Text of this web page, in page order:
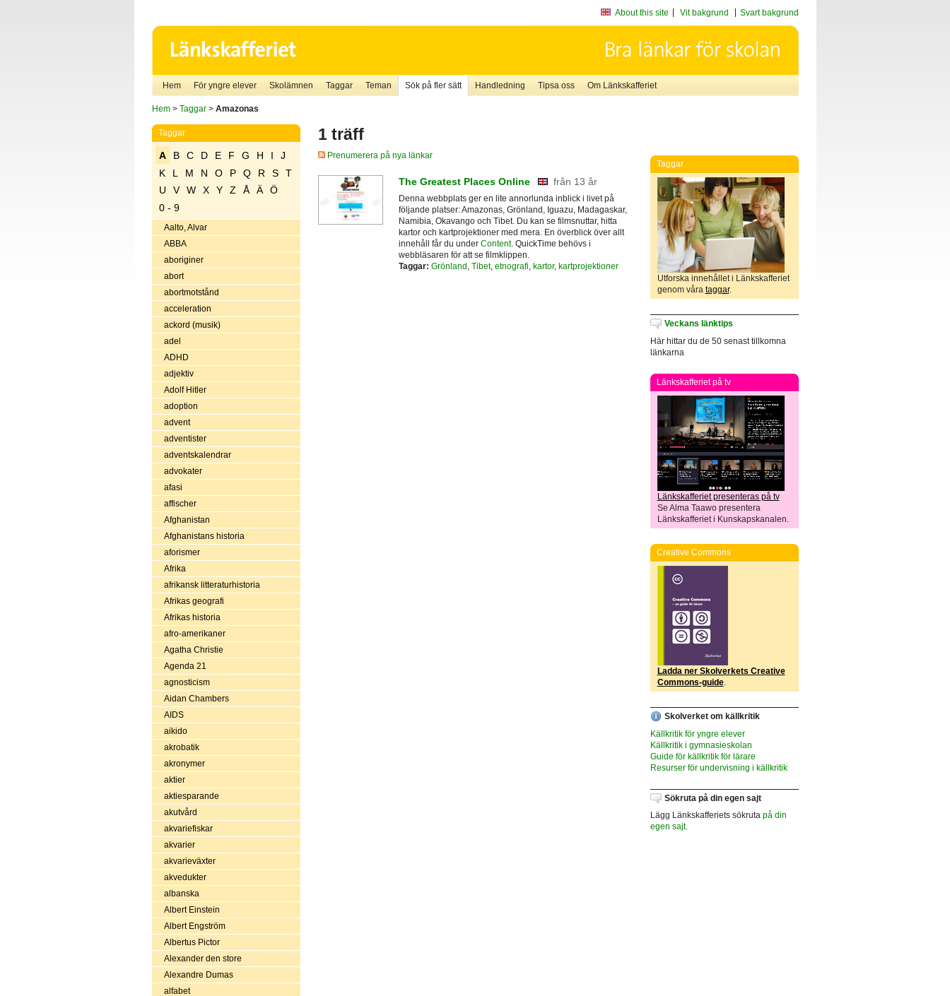
About this site Vit bakgrund Svart bakgrund
Hem För yngre elever Skolämnen Taggar Teman Sök på fler sätt Handledning Tipsa oss Om Länkskafferiet
Hem> Taggar> Amazonas
Taggar
A B C D E F G H I
J
K
L M N O P Q R S
T
U
V W X Y Z Å Ä
Ö
0 - 9
Aalto, Alvar
ABBA
aboriginer
abort
abortmotstånd
acceleration
ackord (musik)
adel
ADHD
adjektiv
Adolf Hitler
adoption
advent
adventister
adventskalendrar
advokater
afasi
affischer
Afghanistan
Afghanistans historia
aforismer
Afrika
afrikansk litteraturhistoria
Afrikas geografi
Afrikas historia
afro-amerikaner
Agatha Christie
Agenda 21
agnosticism
Aidan Chambers
AIDS
aikido
akrobatik
akronymer
aktier
aktiesparande
akutvård
akvariefiskar
akvarier
akvarieväxter
akvedukter
albanska
Albert Einstein
Albert Engström
Albertus Pictor
Alexander den store
Alexandre Dumas
alfabet
1 träff
Prenumerera på nya länkar
The Greatest Places Online från 13 år
Denna webbplats ger en lite annorlunda inblick i livet på
följande platser: Amazonas, Grönland, Iguazu, Madagaskar,
Namibia, Okavango och Tibet. Du kan se filmsnuttar, hitta
kartor och kartprojektioner med mera. En överblick över allt
innehåll får du under Content. QuickTime behövs i
webbläsaren för att se filmklippen.
Taggar: Grönland Tibet, etnografi kartor, kartprojektioner
Taggar
Utforska innehållet i Länkskafferiet
genom våra taggar.
Veckans länktips
Här hittar du de 50 senast tillkomna
länkarna
Länkskafferiet på tv
Länkskafferiet presenteras på tv
Se Alma Taawo presentera
Länkskafferiet i Kunskapskanalen.
Creative Commons
Ladda ner Skolverkets Creative
Commons-guide.
Skolverket om källkritik
Källkritik för yngre elever
Källkritik i gymnasieskolan
Guide för källkritik för lärare
Resurser för undervisning i källkritik
Sökruta på din egen sajt
Lägg Länkskafferiets sökruta på din
egen sajt.